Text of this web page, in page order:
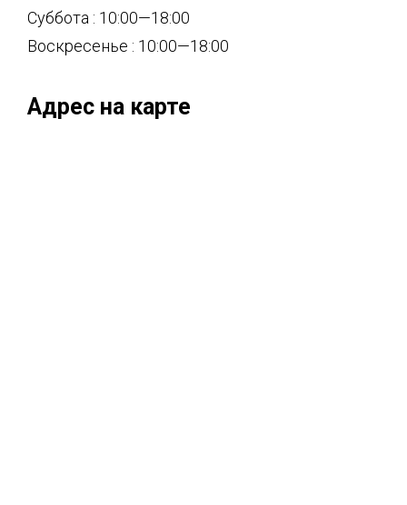
Суббота : 10:00—18:00
Воскресенье : 10:00—18:00
Адрес на карте